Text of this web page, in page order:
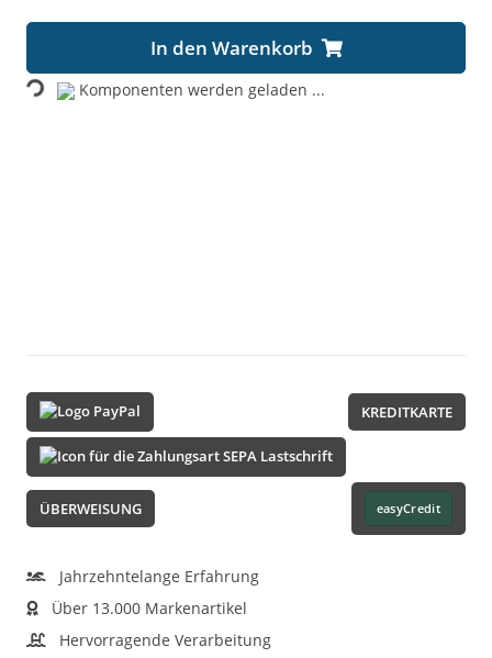
In den Warenkorb
Loading... Komponenten werden geladen ...
KREDITKARTE
ÜBERWEISUNG easyCredit
Jahrzehntelange Erfahrung
Über 13.000 Markenartikel
Hervorragende Verarbeitung